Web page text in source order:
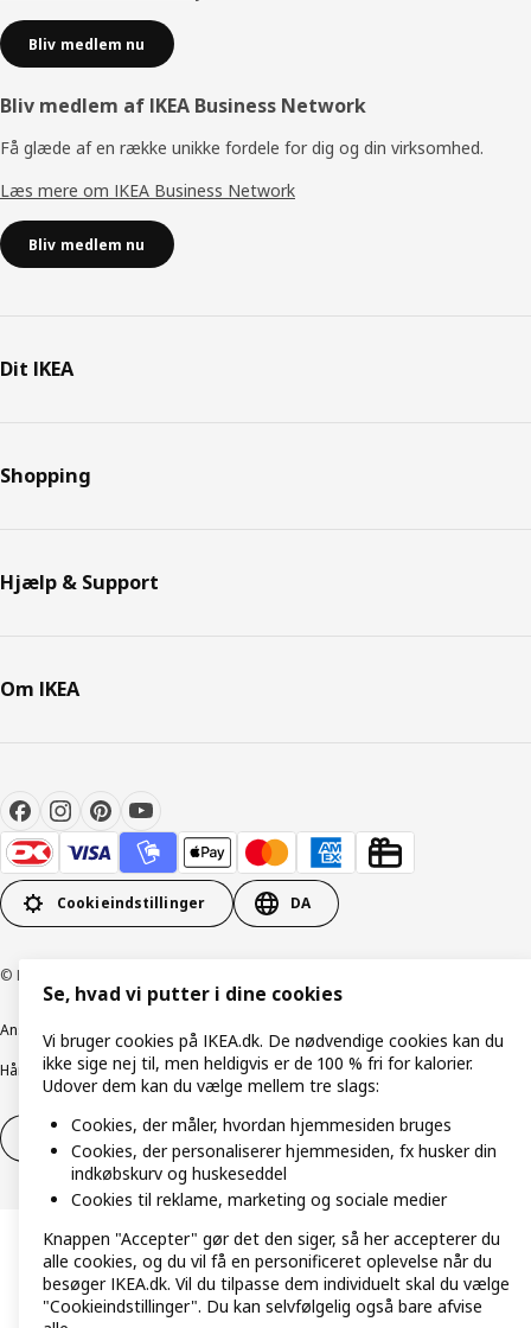
Bliv medlem nu
Bliv medlem af IKEA Business Network
Få glæde af en række unikke fordele for dig og din virksomhed.
Læs mere om IKEA Business Network
Bliv medlem nu
Dit IKEA
Shopping
Hjælp & Support
Om IKEA
Cookieindstillinger DA
© Inter IKEA Systems B.V. 1999-2026
Ansvarlig rapportering Cookiepolitik
Digital tilgængelighed
Håndtering af persondataSalgs- og leveringsbetingelser
Fortryd dit køb Fortryd dit køb af service
Se, hvad vi putter i dine cookies
Vi bruger cookies på IKEA.dk. De nødvendige cookies kan du
ikke sige nej til, men heldigvis er de 100 % fri for kalorier.
Udover dem kan du vælge mellem tre slags:
Cookies, der måler, hvordan hjemmesiden bruges
Cookies, der personaliserer hjemmesiden, fx husker din
indkøbskurv og huskeseddel
Cookies til reklame, marketing og sociale medier
Knappen "Accepter" gør det den siger, så her accepterer du
alle cookies, og du vil få en personificeret oplevelse når du
besøger IKEA.dk. Vil du tilpasse dem individuelt skal du vælge
"Cookieindstillinger". Du kan selvfølgelig også bare afvise